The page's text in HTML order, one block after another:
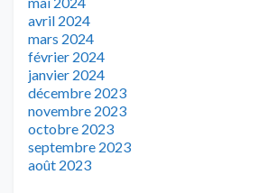
avril 2024
mars 2024
février 2024
janvier 2024
décembre 2023
novembre 2023
octobre 2023
septembre 2023
août 2023